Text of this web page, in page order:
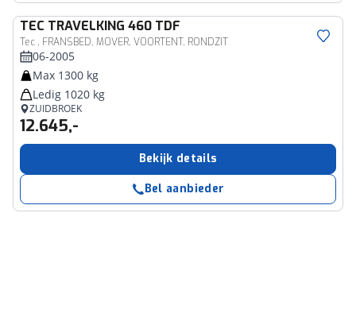
TEC TRAVELKING 460 TDF
Tec , FRANSBED, MOVER, VOORTENT, RONDZIT
06-2005
Max 1300 kg
Ledig 1020 kg
ZUIDBROEK
12.645,-
Bekijk details
Bel aanbieder